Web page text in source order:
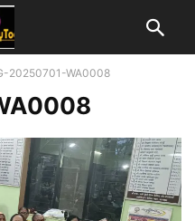
20250701-WA0008